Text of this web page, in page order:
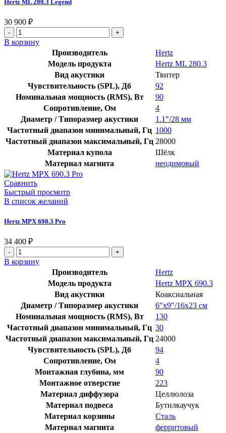
Hertz ML 280.3 Legend
30 900 ₽
В корзину
Производитель
Hertz
Модель продукта
Hertz ML 280.3
Вид акустики
Твитер
Чувствительность (SPL), Дб
92
Номинальная мощность (RMS), Вт
90
Сопротивление, Ом
4
Диаметр / Типоразмер акустики
1.1″/28 мм
Частотный диапазон минимальный, Гц 1000
Частотный диапазон максимальный, Гц 28000
Материал купола
Шёлк
Материал магнита
неодимовый
Сравнить
Быстрый просмотр
В список желаний
Hertz MPX 690.3 Pro
34 400 ₽
В корзину
Производитель
Hertz
Модель продукта
Hertz MPX 690.3
Вид акустики
Коаксиальная
Диаметр / Типоразмер акустики
6″х9″/16х23 см
Номинальная мощность (RMS), Вт
130
Частотный диапазон минимальный, Гц 30
Частотный диапазон максимальный, Гц 24000
Чувствительность (SPL), Дб
94
Сопротивление, Ом
4
Монтажная глубина, мм
90
Монтажное отверстие
223
Материал диффузора
Целлюлоза
Материал подвеса
Бутилкаучук
Материал корзины
Сталь
Материал магнита
ферритовый